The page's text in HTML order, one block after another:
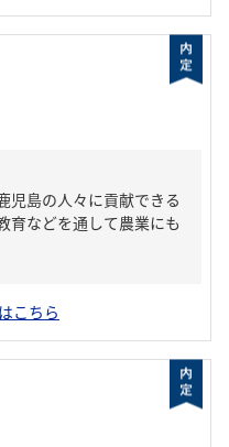
児島の人々に貢献できる
育などを通して農業にも
こちら